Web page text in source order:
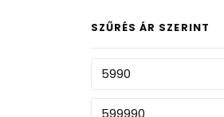
SZŰRÉS ÁR SZERINT